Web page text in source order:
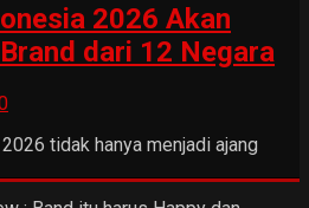
2026 Akan
dari 12 Negara
tidak hanya menjadi ajang